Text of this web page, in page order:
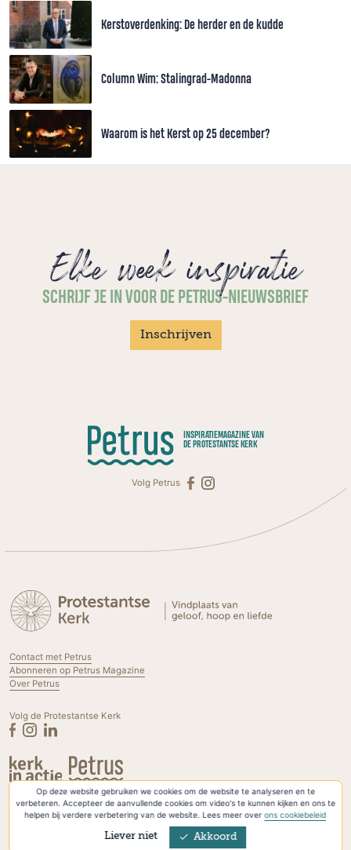
Op deze website gebruiken we cookies om de website te analyseren en te
verbeteren. Accepteer de aanvullende cookies om video's te kunnen kijken en ons te
helpen bij verdere verbetering van de website. Lees meer overons cookiebeleid
Liever niet Akkoord
Kerstoverdenking: De herder en de kudde
Column Wim: Stalingrad-Madonna
Waarom is het Kerst op 25 december?
Elke week inspiratie
SCHRIJF JE IN VOOR DE PETRUS-NIEUWSBRIEF
Inschrijven
INSPIRATIEMAGAZINE VAN
DE PROTESTANTSE KERK
Volg Petrus
Contact met Petrus
Abonneren op Petrus Magazine
Over Petrus
Volg de Protestantse Kerk
Privacyverklaring & Cookies